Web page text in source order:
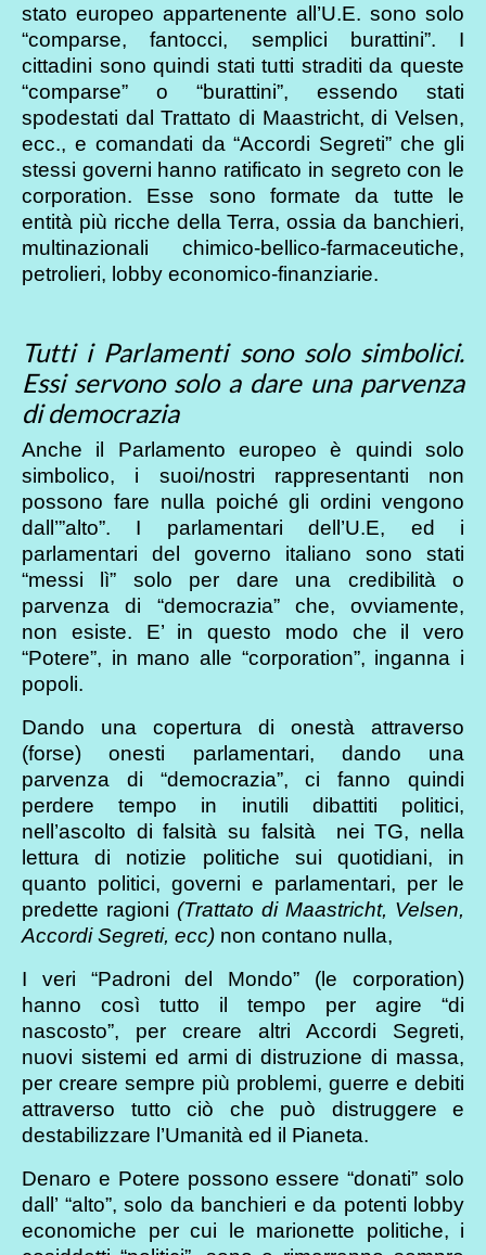
stato europeo appartenente all’U.E. sono solo
“comparse, fantocci, semplici burattini”. I
cittadini sono quindi stati tutti straditi da queste
“comparse” o “burattini”, essendo stati
spodestati dal Trattato di Maastricht, di Velsen,
ecc., e comandati da “Accordi Segreti” che gli
stessi governi hanno ratificato in segreto con le
corporation. Esse sono formate da tutte le
entità più ricche della Terra, ossia da banchieri,
multinazionali chimico-bellico-farmaceutiche,
petrolieri, lobby economico-finanziarie.
Tutti i Parlamenti sono solo simbolici.
Essi servono solo a dare una parvenza
di democrazia
Anche il Parlamento europeo è quindi solo
simbolico, i suoi/nostri rappresentanti non
possono fare nulla poiché gli ordini vengono
dall’”alto”. I parlamentari dell’U.E, ed i
parlamentari del governo italiano sono stati
“messi lì” solo per dare una credibilità o
parvenza di “democrazia” che, ovviamente,
non esiste. E’ in questo modo che il vero
“Potere”, in mano alle “corporation”, inganna i
popoli.
Dando una copertura di onestà attraverso
(forse) onesti parlamentari, dando una
parvenza di “democrazia”, ci fanno quindi
perdere tempo in inutili dibattiti politici,
nell’ascolto di falsità su falsità nei TG, nella
lettura di notizie politiche sui quotidiani, in
quanto politici, governi e parlamentari, per le
predette ragioni (Trattato di Maastricht, Velsen,
Accordi Segreti, ecc) non contano nulla,
I veri “Padroni del Mondo” (le corporation)
hanno così tutto il tempo per agire “di
nascosto”, per creare altri Accordi Segreti,
nuovi sistemi ed armi di distruzione di massa,
per creare sempre più problemi, guerre e debiti
attraverso tutto ciò che può distruggere e
destabilizzare l’Umanità ed il Pianeta.
Denaro e Potere possono essere “donati” solo
dall’ “alto”, solo da banchieri e da potenti lobby
economiche per cui le marionette politiche, i